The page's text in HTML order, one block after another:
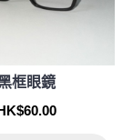
框眼鏡
HK$60.00